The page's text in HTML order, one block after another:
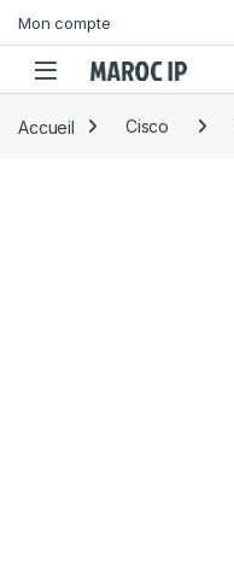
Mon compte
Accueil Cisco